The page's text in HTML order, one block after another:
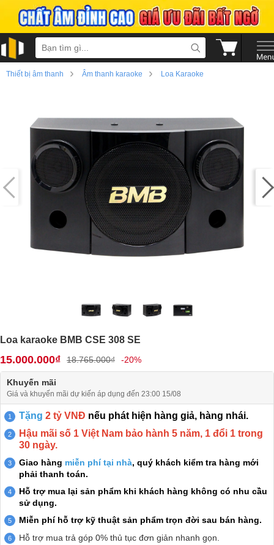
Thiết bị âm thanh › Âm thanh karaoke › Loa Karaoke
Loa karaoke BMB CSE 308 SE
15.000.000₫ 18.765.000₫ -20%
Khuyến mãi
Giá và khuyến mãi dự kiến áp dụng đến 23:00 15/08
Tặng 2 tỷ VNĐ nếu phát hiện hàng giả, hàng nhái.
Hậu mãi số 1 Việt Nam bảo hành 5 năm, 1 đổi 1 trong
30 ngày.
Giao hàng miễn phí tại nhà, quý khách kiểm tra hàng mới
phải thanh toán.
Hỗ trợ mua lại sản phẩm khi khách hàng không có nhu cầu
sử dụng.
Miễn phí hỗ trợ kỹ thuật sản phẩm trọn đời sau bán hàng.
Hỗ trợ mua trả góp 0% thủ tục đơn giản nhanh gọn.